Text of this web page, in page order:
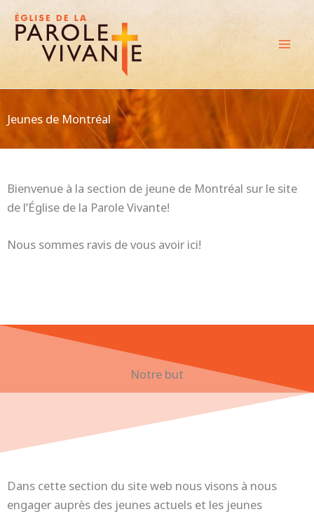
Aller
contenu
Jeunes de Montréal
Bienvenue à la section de jeune de Montréal sur le site
de l’Église de la Parole Vivante!
Nous sommes ravis de vous avoir ici!
Notre but
Dans cette section du site web nous visons à nous
engager auprès des jeunes actuels et les jeunes